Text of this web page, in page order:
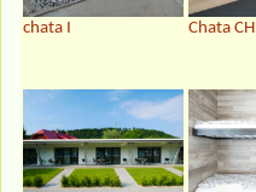
chata I Chata CH